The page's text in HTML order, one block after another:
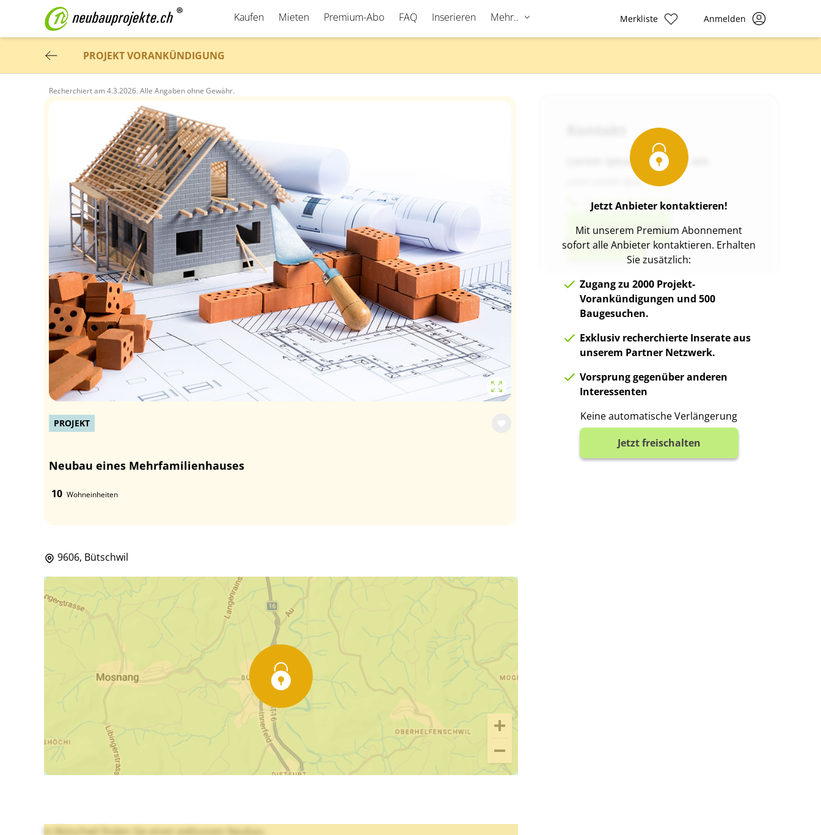
Kaufen Mieten Premium-Abo FAQ Inserieren Mehr.. Merkliste Anmelden
PROJEKT VORANKÜNDIGUNG
Recherchiert am 4.3.2026. Alle Angaben ohne Gewähr.
PROJEKT
Neubau eines Mehrfamilienhauses
10 Wohneinheiten
Lorem ipsum dolor sit am
Lore Lorem ipsu
Nummer Anzeigen
Anbieter direkt
kontaktieren
Jetzt Anbieter kontaktieren!
Mit unserem Premium Abonnement
sofort alle Anbieter kontaktieren. Erhalten
Sie zusätzlich:
Zugang zu 2000 Projekt-
Vorankündigungen und 500
Baugesuchen.
Exklusiv recherchierte Inserate aus
unserem Partner Netzwerk.
Vorsprung gegenüber anderen
Interessenten
Keine automatische Verlängerung
Jetzt freischalten
9606, Bütschwil
In Bütschwil finden Sie einen exklusiven Neubau.